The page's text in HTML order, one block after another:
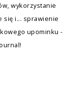
wykorzystanie
się i... sprawienie
upominku -